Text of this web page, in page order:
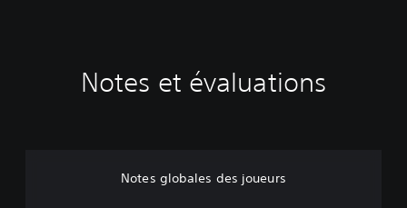
Notes et évaluations
Notes globales des joueurs